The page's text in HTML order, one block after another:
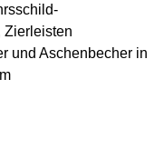
Zierleisten
und Aschenbecher in